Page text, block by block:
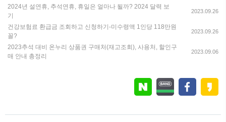
2024년 설연휴, 추석연휴, 휴일은 얼마나 될까? 2024 달력 보
기
2023.09.26
건강보험료 환급금 조회하고 신청하기-미수령액 1인당 118만원
꼴?
2023.09.26
2023추석 대비 온누리 상품권 구매처(재고조회), 사용처, 할인구
매 안내 총정리
2023.09.06